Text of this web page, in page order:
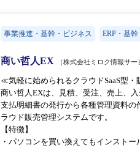
事業推進・基幹・ビジネス ERP・基
商い哲人EX （株式会社ミロク情報サー
≪気軽に始められるクラウドSaaS型
商い哲人EXは、見積、受注、売上、
支払明細書の発行から各種管理資料
ラウド販売管理システムです。
【特徴】
・パソコンを買い換えてもインストー